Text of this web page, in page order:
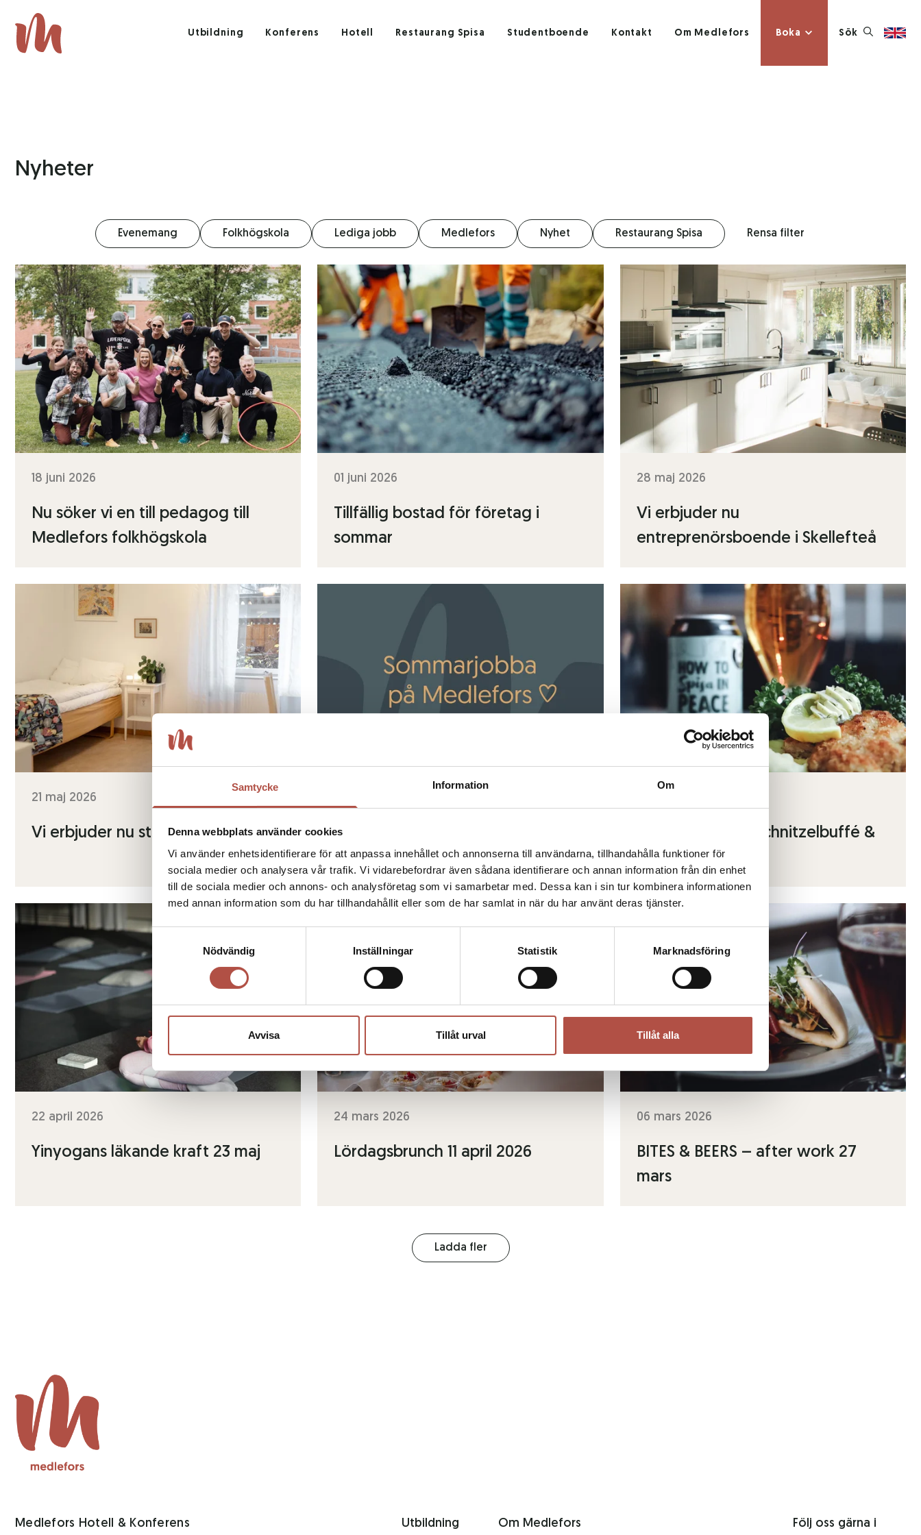
Samtycke Information Om
Denna webbplats använder cookies
Vi använder enhetsidentifierare för att anpassa innehållet och annonserna till användarna, tillhandahålla funktioner för
sociala medier och analysera vår trafik. Vi vidarebefordrar även sådana identifierare och annan information från din enhet
till de sociala medier och annons- och analysföretag som vi samarbetar med. Dessa kan i sin tur kombinera informationen
med annan information som du har tillhandahållit eller som de har samlat in när du har använt deras tjänster.
Samtyckesval
Nödvändig
Inställningar Statistik Marknadsföring
Avvisa Tillåt urval Tillåt alla
Utbildning Konferens Hotell Restaurang Spisa Studentboende Kontakt Om Medlefors Boka Sök
Nyheter
Evenemang Folkhögskola Lediga jobb Medlefors Nyhet Restaurang Spisa Rensa filter
18 juni 2026
Nu söker vi en till pedagog till
Medlefors folkhögskola
01 juni 2026
Tillfällig bostad för företag i
sommar
28 maj 2026
Vi erbjuder nu
entreprenörsboende i Skellefteå
21 maj 2026
Vi erbjuder nu studentboende
Sommarjobba på Medlefors i
Skellefteå ♡
BITES & BEERS – schnitzelbuffé &
pubkväll 22 maj
22 april 2026
Yinyogans läkande kraft 23 maj
24 mars 2026
Lördagsbrunch 11 april 2026
06 mars 2026
BITES & BEERS – after work 27
mars
Ladda fler
Medlefors Hotell & Konferens Utbildning Om Medlefors Följ oss gärna i